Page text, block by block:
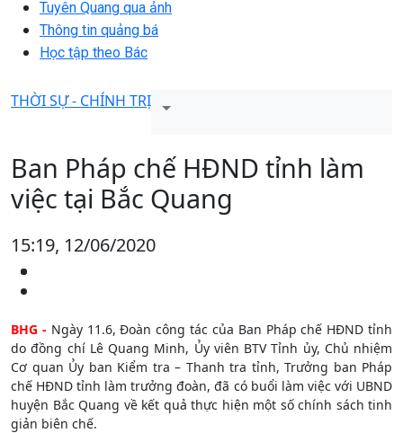
Tuyên Quang qua ảnh
Thông tin quảng bá
Học tập theo Bác
THỜI SỰ - CHÍNH TRỊ
Ban Pháp chế HĐND tỉnh làm
việc tại Bắc Quang
15:19, 12/06/2020
BHG -Ngày 11.6, Đoàn công tác của Ban Pháp chế HĐND tỉnh
do đồng chí Lê Quang Minh, Ủy viên BTV Tỉnh ủy, Chủ nhiệm
Cơ quan Ủy ban Kiểm tra – Thanh tra tỉnh, Trưởng ban Pháp
chế HĐND tỉnh làm trưởng đoàn, đã có buổi làm việc với UBND
huyện Bắc Quang về kết quả thực hiện một số chính sách tinh
giản biên chế.